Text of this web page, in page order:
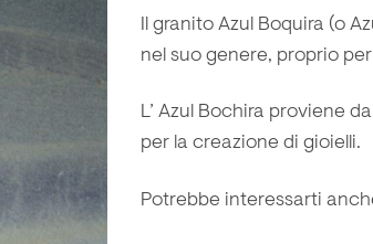
Il granito Azul Boquira (o
nel suo genere, proprio
L’ Azul Bochira proviene
per la creazione di gioielli.
Potrebbe interessarti